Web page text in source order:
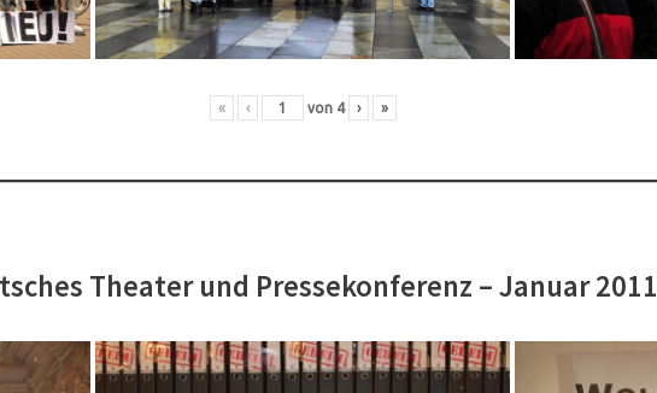
« ‹ von 4 › »
Theater und Pressekonferenz – Januar 2011